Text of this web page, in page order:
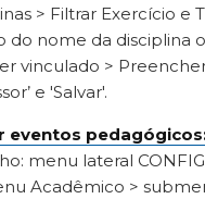
> Filtrar Exercício e
do nome da disciplina
vinculado >
e 'Salvar'.
eventos
menu lateral
Acadêmico >